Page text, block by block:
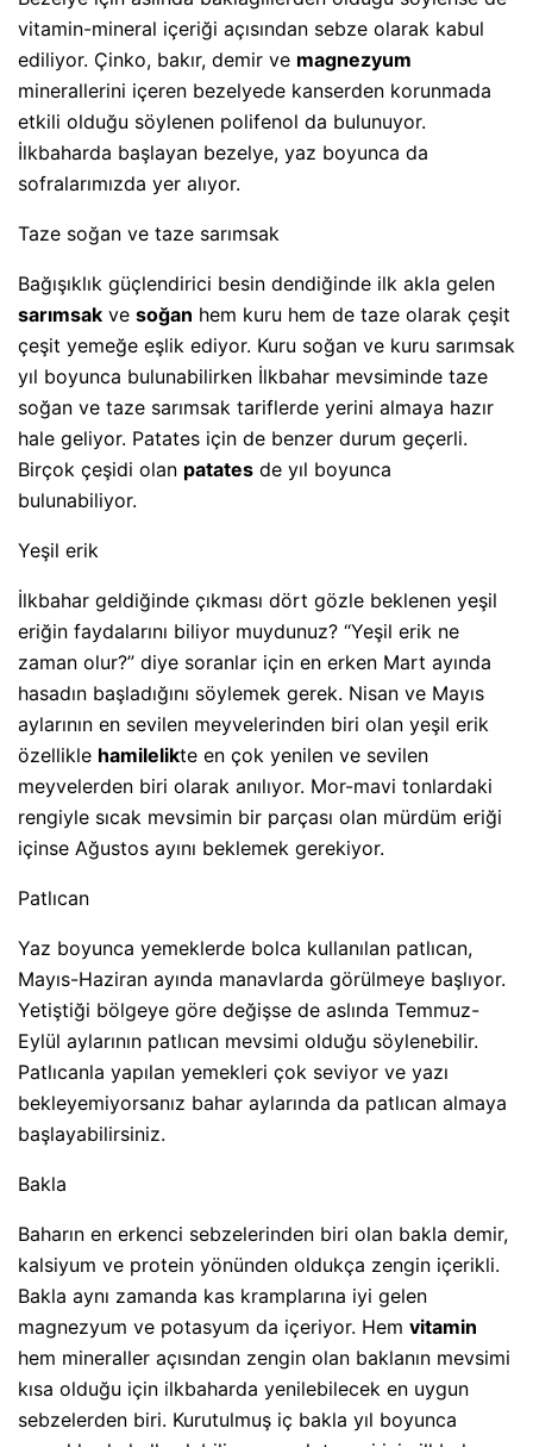
vitamin-mineral içeriği açısından sebze olarak kabul
ediliyor. Çinko, bakır, demir ve magnezyum
minerallerini içeren bezelyede kanserden korunmada
etkili olduğu söylenen polifenol da bulunuyor.
İlkbaharda başlayan bezelye, yaz boyunca da
sofralarımızda yer alıyor.
Taze soğan ve taze sarımsak
Bağışıklık güçlendirici besin dendiğinde ilk akla gelen
sarımsak ve soğan hem kuru hem de taze olarak çeşit
çeşit yemeğe eşlik ediyor. Kuru soğan ve kuru sarımsak
yıl boyunca bulunabilirken İlkbahar mevsiminde taze
soğan ve taze sarımsak tariflerde yerini almaya hazır
hale geliyor. Patates için de benzer durum geçerli.
Birçok çeşidi olan patates de yıl boyunca
bulunabiliyor.
Yeşil erik
İlkbahar geldiğinde çıkması dört gözle beklenen yeşil
eriğin faydalarını biliyor muydunuz? “Yeşil erik ne
zaman olur?” diye soranlar için en erken Mart ayında
hasadın başladığını söylemek gerek. Nisan ve Mayıs
aylarının en sevilen meyvelerinden biri olan yeşil erik
özellikle hamilelikte en çok yenilen ve sevilen
meyvelerden biri olarak anılıyor. Mor-mavi tonlardaki
rengiyle sıcak mevsimin bir parçası olan mürdüm eriği
içinse Ağustos ayını beklemek gerekiyor.
Patlıcan
Yaz boyunca yemeklerde bolca kullanılan patlıcan,
Mayıs-Haziran ayında manavlarda görülmeye başlıyor.
Yetiştiği bölgeye göre değişse de aslında Temmuz-
Eylül aylarının patlıcan mevsimi olduğu söylenebilir.
Patlıcanla yapılan yemekleri çok seviyor ve yazı
bekleyemiyorsanız bahar aylarında da patlıcan almaya
başlayabilirsiniz.
Bakla
Baharın en erkenci sebzelerinden biri olan bakla demir,
kalsiyum ve protein yönünden oldukça zengin içerikli.
Bakla aynı zamanda kas kramplarına iyi gelen
magnezyum ve potasyum da içeriyor. Hem vitamin
hem mineraller açısından zengin olan baklanın mevsimi
kısa olduğu için ilkbaharda yenilebilecek en uygun
sebzelerden biri. Kurutulmuş iç bakla yıl boyunca